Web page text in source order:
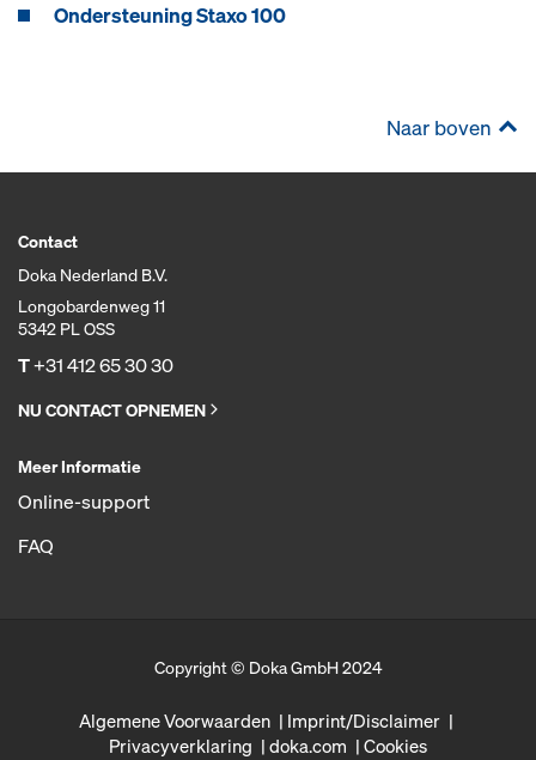
Ondersteuning Staxo 100
Naar boven
Contact
Doka Nederland B.V.
Longobardenweg 11
5342 PL OSS
T+31 412 65 30 30
NU CONTACT OPNEMEN
Meer Informatie
Online-support
FAQ
Copyright © Doka GmbH 2024
Algemene Voorwaarden
Imprint/Disclaimer
Privacyverklaring
doka.com Cookies